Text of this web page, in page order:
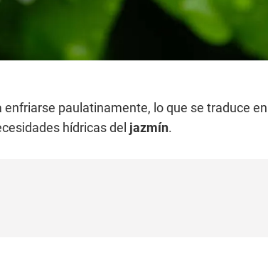
paulatinamente, lo que se traduce en
hídricas del jazmín.